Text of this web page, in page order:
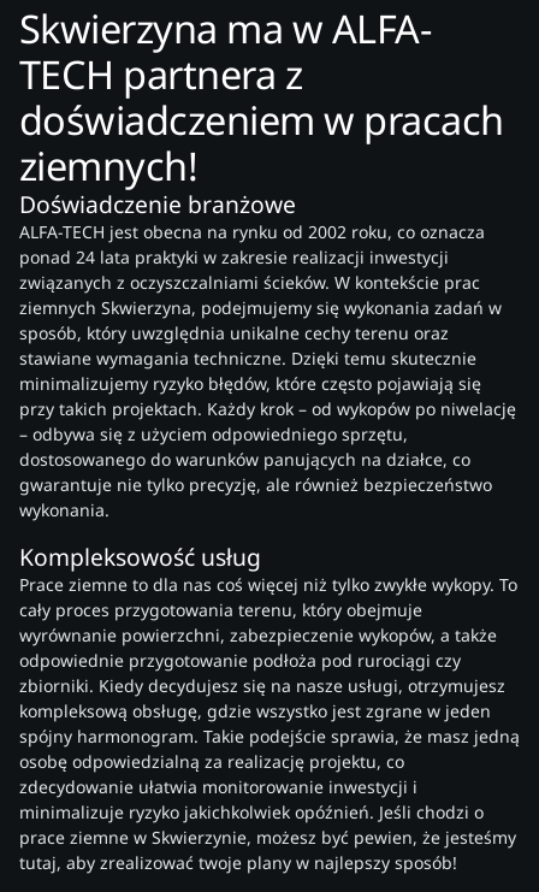
Skwierzyna ma w ALFA-
TECH partnera z
doświadczeniem w pracach
ziemnych!
Doświadczenie branżowe
ALFA-TECH jest obecna na rynku od 2002 roku, co oznacza
ponad 24 lata praktyki w zakresie realizacji inwestycji
związanych z oczyszczalniami ścieków. W kontekście prac
ziemnych Skwierzyna, podejmujemy się wykonania zadań w
sposób, który uwzględnia unikalne cechy terenu oraz
stawiane wymagania techniczne. Dzięki temu skutecznie
minimalizujemy ryzyko błędów, które często pojawiają się
przy takich projektach. Każdy krok – od wykopów po niwelację
– odbywa się z użyciem odpowiedniego sprzętu,
dostosowanego do warunków panujących na działce, co
gwarantuje nie tylko precyzję, ale również bezpieczeństwo
wykonania.
Kompleksowość usług
Prace ziemne to dla nas coś więcej niż tylko zwykłe wykopy. To
cały proces przygotowania terenu, który obejmuje
wyrównanie powierzchni, zabezpieczenie wykopów, a także
odpowiednie przygotowanie podłoża pod rurociągi czy
zbiorniki. Kiedy decydujesz się na nasze usługi, otrzymujesz
kompleksową obsługę, gdzie wszystko jest zgrane w jeden
spójny harmonogram. Takie podejście sprawia, że masz jedną
osobę odpowiedzialną za realizację projektu, co
zdecydowanie ułatwia monitorowanie inwestycji i
minimalizuje ryzyko jakichkolwiek opóźnień. Jeśli chodzi o
prace ziemne w Skwierzynie, możesz być pewien, że jesteśmy
tutaj, aby zrealizować twoje plany w najlepszy sposób!